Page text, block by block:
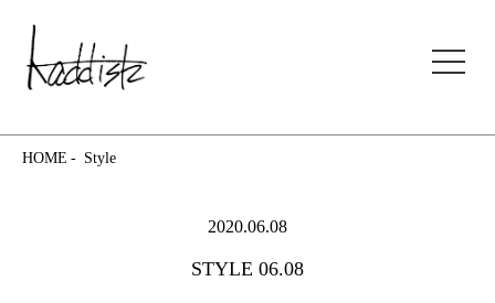
kaddish development store
HOME Style
2020.06.08
STYLE 06.08